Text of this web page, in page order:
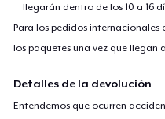
llegarán dentro de los 10 a 16
Para los pedidos internacionales
los paquetes una vez que llegan
Detalles de la devolución
Entendemos que ocurren